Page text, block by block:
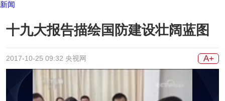
新闻
十九大报告描绘国防建设壮阔蓝图
2017-10-25 09:32 央视网 A+